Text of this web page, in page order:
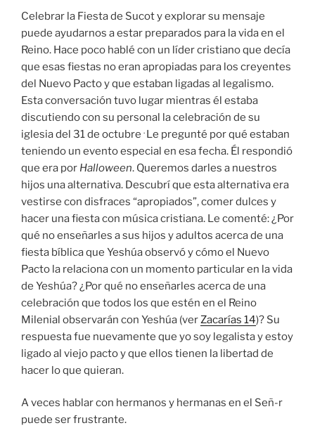
Celebrar la Fiesta de Sucot y explorar su mensaje
puede ayudarnos a estar preparados para la vida en el
Reino. Hace poco hablé con un líder cristiano que decía
que esas fiestas no eran apropiadas para los creyentes
del Nuevo Pacto y que estaban ligadas al legalismo.
Esta conversación tuvo lugar mientras él estaba
discutiendo con su personal la celebración de su
iglesia del 31 de octubre . Le pregunté por qué estaban
teniendo un evento especial en esa fecha. Él respondió
que era por Halloween. Queremos darles a nuestros
hijos una alternativa. Descubrí que esta alternativa era
vestirse con disfraces “apropiados”, comer dulces y
hacer una fiesta con música cristiana. Le comenté: ¿Por
qué no enseñarles a sus hijos y adultos acerca de una
fiesta bíblica que Yeshúa observó y cómo el Nuevo
Pacto la relaciona con un momento particular en la vida
de Yeshúa? ¿Por qué no enseñarles acerca de una
celebración que todos los que estén en el Reino
Milenial observarán con Yeshúa (verZacarías 14)? Su
respuesta fue nuevamente que yo soy legalista y estoy
ligado al viejo pacto y que ellos tienen la libertad de
hacer lo que quieran.
A veces hablar con hermanos y hermanas en el Señ-r
puede ser frustrante.